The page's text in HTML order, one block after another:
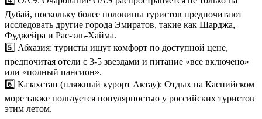
Дубай, поскольку более половины туристов предпочитают
исследовать другие города Эмиратов, такие как Шарджа,
Фуджейра и Рас-эль-Хайма.
5️⃣️ Абхазия: туристы ищут комфорт по доступной цене,
предпочитая отели с 3-5 звездами и питание «все включено»
или «полный пансион».
6️⃣️ Казахстан (пляжный курорт Актау): Отдых на Каспийском
море также пользуется популярностью у российских туристов
этим летом.